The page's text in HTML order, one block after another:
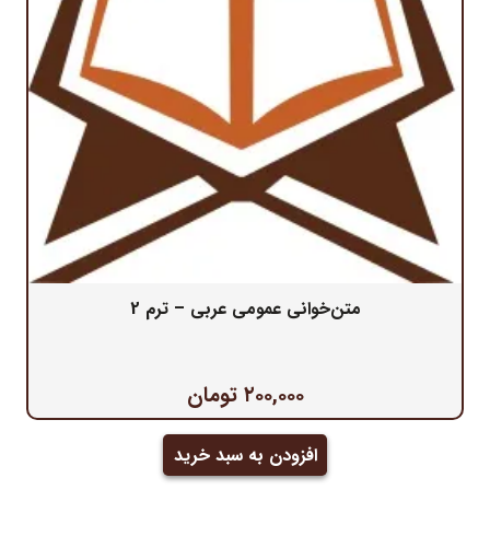
متن‌خوانی عمومی عربی – ترم 2
۲۰۰,۰۰۰ تومان
افزودن به سبد خرید